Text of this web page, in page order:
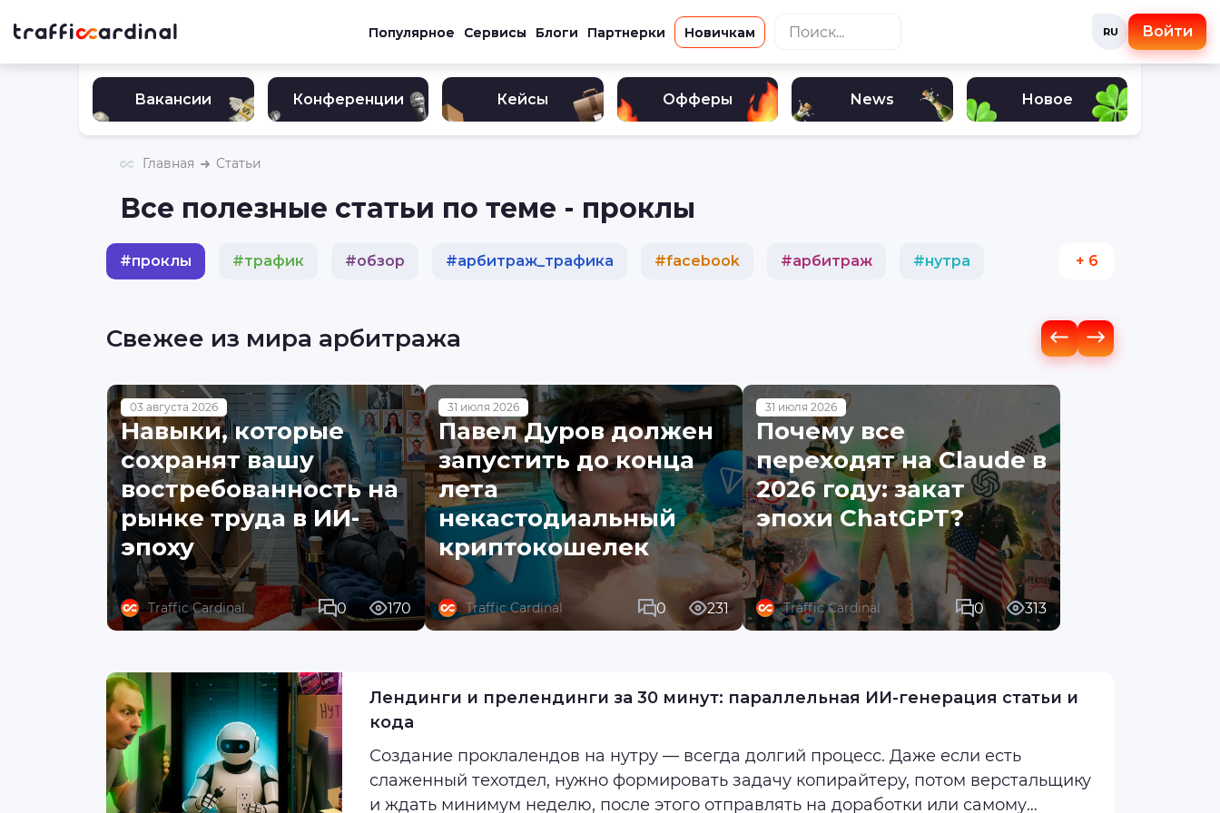
Популярное Сервисы Блоги Партнерки Новичкам RU Войти
Вакансии Конференции Кейсы Офферы News Новое
Главная Статьи
Все полезные статьи по теме - проклы
#проклы #трафик #обзор #арбитраж_трафика #facebook #арбитраж #нутра + 6
Свежее из мира арбитража
03 августа 2026
Навыки, которые
сохранят вашу
востребованность на
рынке труда в ИИ-
эпоху
Traffic Cardinal 0 170
31 июля 2026
Павел Дуров должен
запустить до конца
лета
некастодиальный
криптокошелек
Traffic Cardinal 0 231
31 июля 2026
Почему все
переходят на Claude в
2026 году: закат
эпохи ChatGPT?
Traffic Cardinal 0 313
Лендинги и прелендинги за 30 минут: параллельная ИИ-генерация статьи и
кода
Создание проклалендов на нутру — всегда долгий процесс. Даже если есть
слаженный техотдел, нужно формировать задачу копирайтеру, потом верстальщику
и ждать минимум неделю, после этого отправлять на доработки или самому